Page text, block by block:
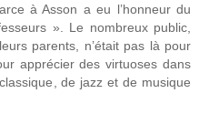
à Asson a eu l’honneur du
». Le nombreux public,
parents, n’était pas là pour
apprécier des virtuoses dans
de jazz et de musique